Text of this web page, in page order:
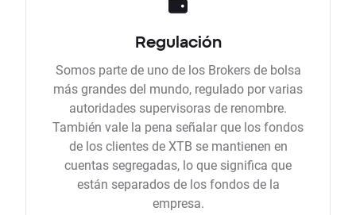
Regulación
Somos parte de uno de los Brokers de bolsa
más grandes del mundo, regulado por varias
autoridades supervisoras de renombre.
También vale la pena señalar que los fondos
de los clientes de XTB se mantienen en
cuentas segregadas, lo que significa que
están separados de los fondos de la
empresa.